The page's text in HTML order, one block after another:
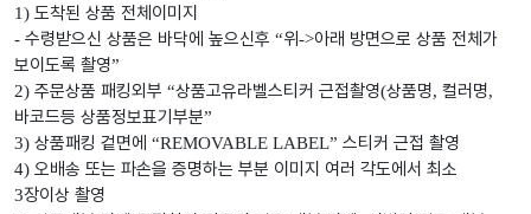
1) 도착된 상품 전체이미지
- 수령받으신 상품은 바닥에 높으신후 “위->아래 방면으로 상품 전체가
보이도록 촬영”
2) 주문상품 패킹외부 “상품고유라벨스티커 근접촬영(상품명, 컬러명,
바코드등 상품정보표기부분”
3) 상품패킹 겉면에 “REMOVABLE LABEL” 스티커 근접 촬영
4) 오배송 또는 파손을 증명하는 부분 이미지 여러 각도에서 최소
3장이상 촬영